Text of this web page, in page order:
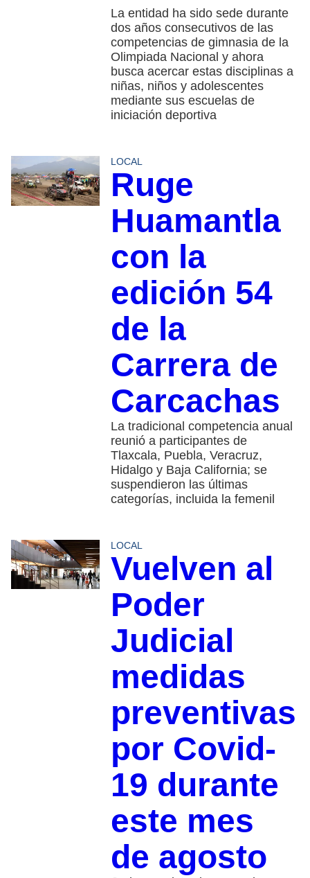
La entidad ha sido sede durante
dos años consecutivos de las
competencias de gimnasia de la
Olimpiada Nacional y ahora
busca acercar estas disciplinas a
niñas, niños y adolescentes
mediante sus escuelas de
iniciación deportiva
LOCAL
Ruge
Huamantla
con la
edición 54
de la
Carrera de
Carcachas
La tradicional competencia anual
reunió a participantes de
Tlaxcala, Puebla, Veracruz,
Hidalgo y Baja California; se
suspendieron las últimas
categorías, incluida la femenil
LOCAL
Vuelven al
Poder
Judicial
medidas
preventivas
por Covid-
19 durante
este mes
de agosto